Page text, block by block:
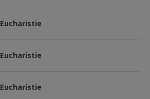
Eucharistie
Eucharistie
Eucharistie